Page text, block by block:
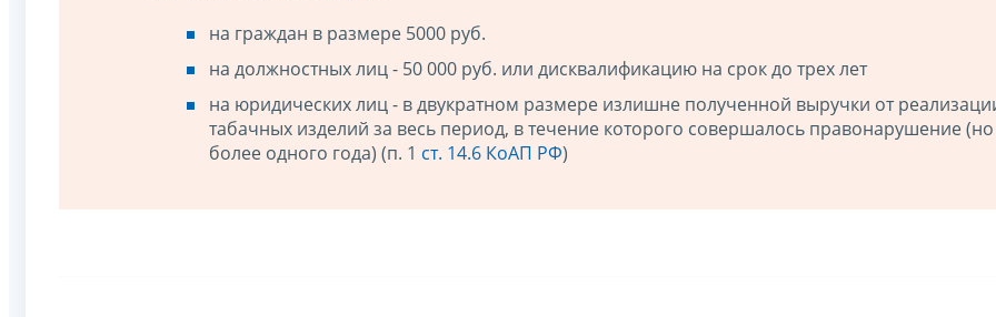
на граждан в размере 5000 руб.
на должностных лиц - 50 000 руб. или дисквалификацию на срок до трех лет
на юридических лиц - в двукратном размере излишне полученной выручки от
табачных изделий за весь период, в течение которого совершалось правонарушение
более одного года) (п. 1 ст. 14.6 КоАП РФ)